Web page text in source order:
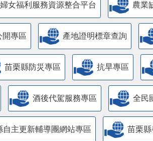
女福利服務資源整合平台 農業
開專區 產地證明標章查詢
苗栗縣防災專區 抗旱專區
酒後代駕服務專區 全民
自主更新輔導團網站專區 苗栗